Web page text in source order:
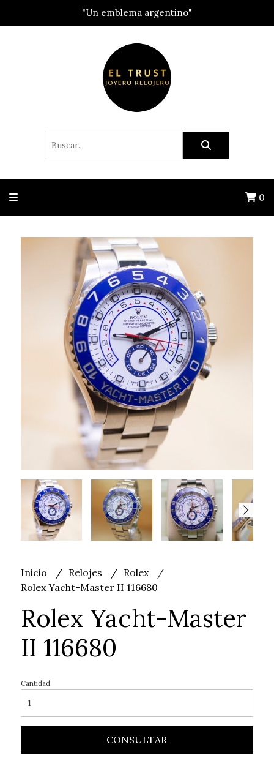
"Un emblema argentino"
0
Inicio Relojes
Rolex
Rolex Yacht-Master II 116680
Rolex Yacht-Master
II 116680
Cantidad
CONSULTAR